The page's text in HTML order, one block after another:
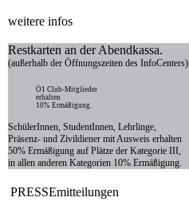
weitere infos
Restkarten an der Abendkassa.
(außerhalb der Öffnungszeiten des InfoCenters)
Ö1 Club-Mitglieder
erhalten
10% Ermäßigung.
SchülerInnen, StudentInnen, Lehrlinge,
Präsenz- und Zivildiener mit Ausweis erhalten
50% Ermäßigung auf Plätze der Kategorie III,
in allen anderen Kategorien 10% Ermäßigung.
PRESSEmitteilungen